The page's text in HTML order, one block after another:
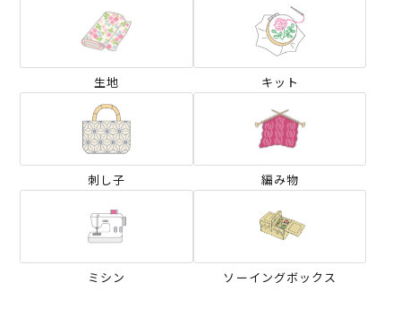
生地 キット
刺し子 編み物
ミシン ソーイングボックス